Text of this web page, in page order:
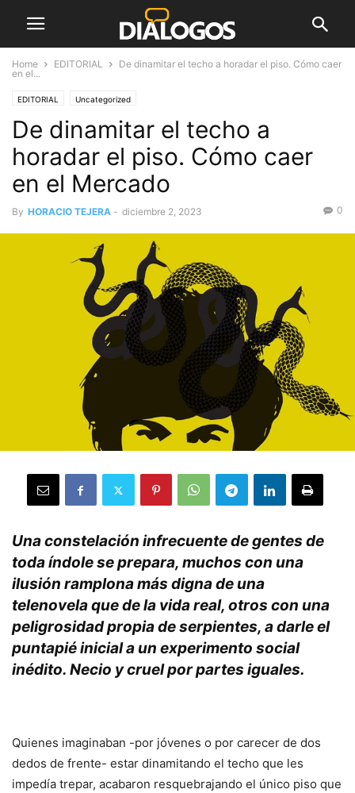
Home EDITORIAL
De dinamitar el techo a horadar el piso. Cómo caer
en el...
EDITORIAL Uncategorized
De dinamitar el techo a
horadar el piso. Cómo caer
en el Mercado
By HORACIO TEJERA - diciembre 2, 2023 0
Una constelación infrecuente de gentes de
toda índole se prepara, muchos con una
ilusión ramplona más digna de una
telenovela que de la vida real, otros con una
peligrosidad propia de serpientes, a darle el
puntapié inicial a un experimento social
inédito. Necio y cruel por partes iguales.
Quienes imaginaban -por jóvenes o por carecer de dos
dedos de frente- estar dinamitando el techo que les
impedía trepar, acabaron resquebrajando el único piso que